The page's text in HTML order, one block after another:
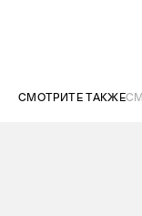
СМОТРИТЕ ТАКЖЕ